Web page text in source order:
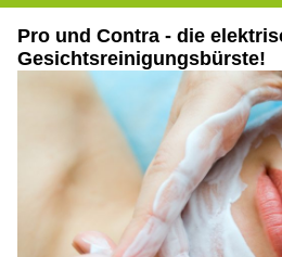
Pro und Contra - die
Gesichtsreinigungsbürste!